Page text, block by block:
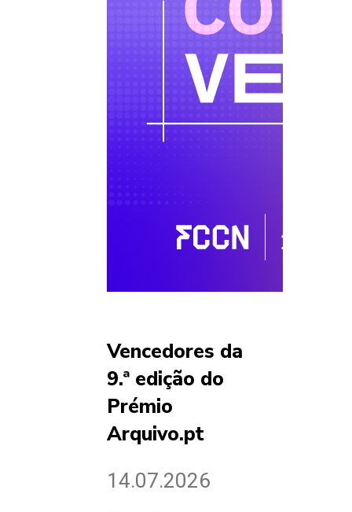
Vencedores da
9.ª edição do
Prémio
Arquivo.pt
14.07.2026